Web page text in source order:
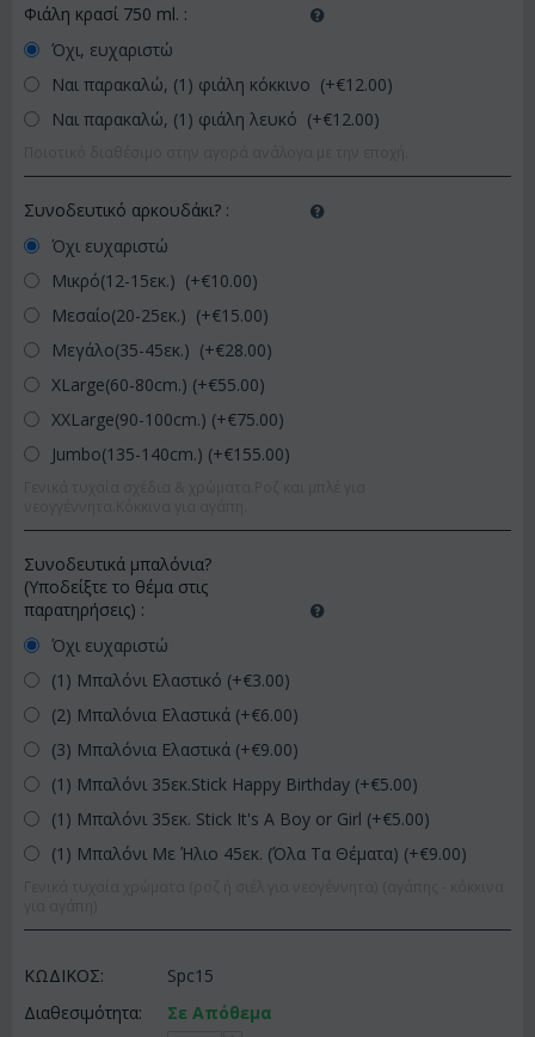
Φιάλη κρασί 750 ml. :
Όχι, ευχαριστώ
Ναι παρακαλώ, (1) φιάλη κόκκινο (+€12.00)
Ναι παρακαλώ, (1) φιάλη λευκό (+€12.00)
Συνοδευτικό αρκουδάκι? :
Όχι ευχαριστώ
Μικρό(12-15εκ.) (+€10.00)
Μεσαίο(20-25εκ.) (+€15.00)
Μεγάλο(35-45εκ.) (+€28.00)
XLarge(60-80cm.) (+€55.00)
XXLarge(90-100cm.) (+€75.00)
Jumbo(135-140cm.) (+€155.00)
Συνοδευτικά μπαλόνια?
(Υποδείξτε το θέμα στις
παρατηρήσεις) :
Όχι ευχαριστώ
(1) Μπαλόνι Ελαστικό (+€3.00)
(2) Μπαλόνια Ελαστικά (+€6.00)
(3) Μπαλόνια Ελαστικά (+€9.00)
(1) Μπαλόνι 35εκ.Stick Happy Birthday (+€5.00)
(1) Μπαλόνι 35εκ. Stick It's A Boy or Girl (+€5.00)
(1) Μπαλόνι Με Ήλιο 45εκ. (Όλα Τα Θέματα) (+€9.00)
ΚΩΔΙΚΟΣ:
Spc15
Διαθεσιμότητα:
Σε Απόθεμα